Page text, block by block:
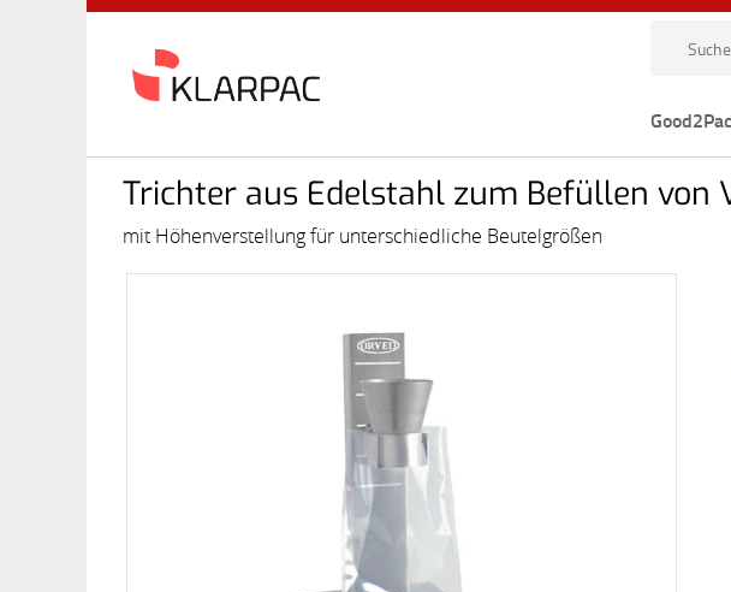
Good2Pac
Trichter aus Edelstahl zum Befüllen von
mit Höhenverstellung für unterschiedliche Beutelgrößen